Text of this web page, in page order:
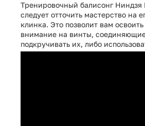
Тренировочный балисонг
следует отточить мастерство на
клинка. Это позволит вам
внимание на винты, соединяющие
подкручивать их, либо